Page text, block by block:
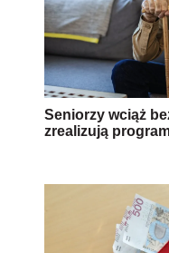
Seniorzy wciąż
zrealizują